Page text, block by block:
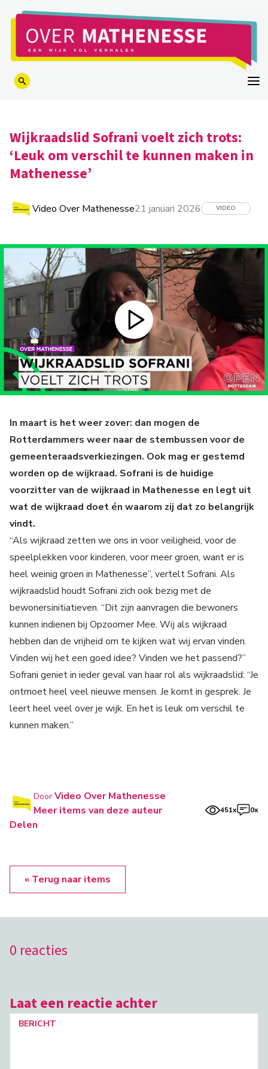
Wijkraadslid Sofrani voelt zich trots:
‘Leuk om verschil te kunnen maken in
Mathenesse’
Video Over Mathenesse21 januari 2026 VIDEO
In maart is het weer zover: dan mogen de
Rotterdammers weer naar de stembussen voor de
gemeenteraadsverkiezingen. Ook mag er gestemd
worden op de wijkraad. Sofrani is de huidige
voorzitter van de wijkraad in Mathenesse en legt uit
wat de wijkraad doet én waarom zij dat zo belangrijk
vindt.
“Als wijkraad zetten we ons in voor veiligheid, voor de
speelplekken voor kinderen, voor meer groen, want er is
heel weinig groen in Mathenesse”, vertelt Sofrani. Als
wijkraadslid houdt Sofrani zich ook bezig met de
bewonersinitiatieven. “Dit zijn aanvragen die bewoners
kunnen indienen bij Opzoomer Mee. Wij als wijkraad
hebben dan de vrijheid om te kijken wat wij ervan vinden.
Vinden wij het een goed idee? Vinden we het passend?”
Sofrani geniet in ieder geval van haar rol als wijkraadslid: “Je
ontmoet heel veel nieuwe mensen. Je komt in gesprek. Je
leert heel veel over je wijk. En het is leuk om verschil te
kunnen maken.”
Door Video Over Mathenesse
Meer items van deze auteur
451x 0x
Delen
« Terug naar items
0 reacties
Laat een reactie achter
BERICHT